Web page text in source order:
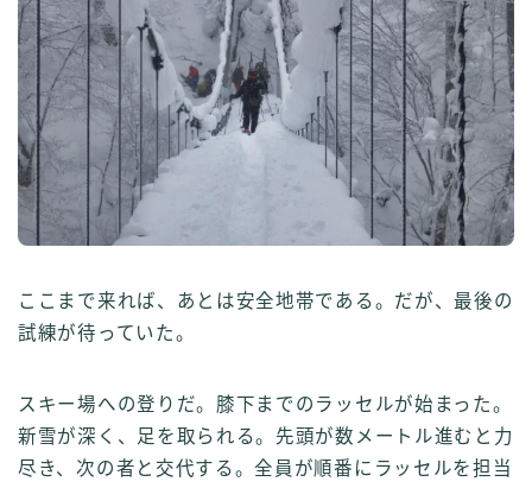
ここまで来れば、あとは安全地帯である。だが、最後の
試練が待っていた。
スキー場への登りだ。膝下までのラッセルが始まった。
新雪が深く、足を取られる。先頭が数メートル進むと力
尽き、次の者と交代する。全員が順番にラッセルを担当